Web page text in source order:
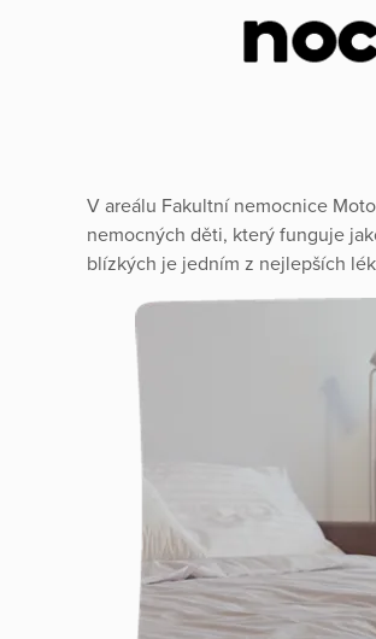
V areálu Fakultní nemocnice
nemocných děti, který funguje
blízkých je jedním z nejlepších